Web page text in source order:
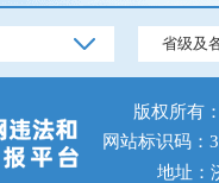
省级及
版权所有
网站标识码：
地址：